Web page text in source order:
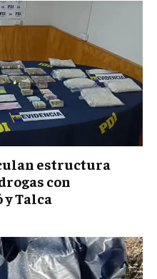
estructura
con
Talca